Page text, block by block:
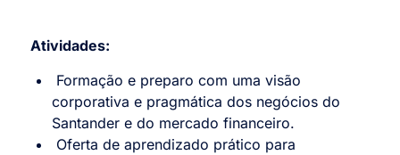
Atividades:
Formação e preparo com uma visão
corporativa e pragmática dos negócios do
Santander e do mercado financeiro.
Oferta de aprendizado prático para